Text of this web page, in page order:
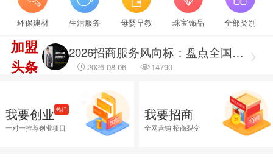
环保建材 生活服务 母婴早教 珠宝饰品 全部类别
加盟
头条
2026招商服务行业转型：新势力崛起与标杆企业引领，从区域到全国的发展新路径
2026-08-06 69326
2026招商服务风向标：盘点全国头部机构与实战派专家
2026-08-06 14790
2026融资服务行业调研出炉：聚焦合规治理 筑牢企业融资安全防线
2026-08-06
2026融资服务行业调研：破解供需错位难题 提升企业融资落地效能
我要创业 热门
一对一推荐创业项目
我要招商
全网营销 招商裂变